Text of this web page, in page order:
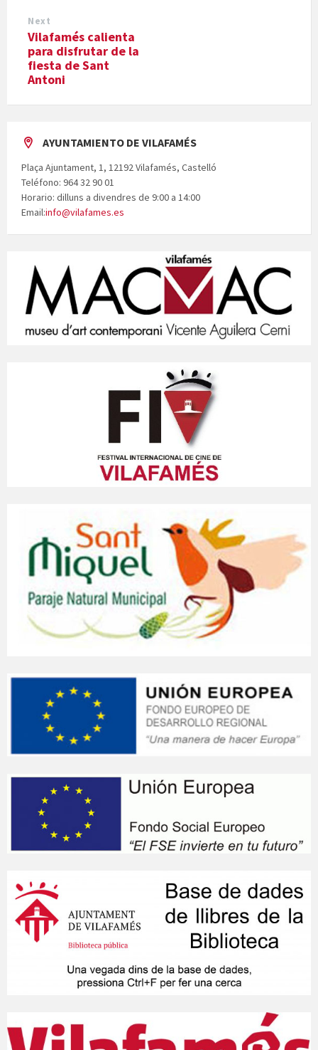
Next
Vilafamés calienta
para disfrutar de la
fiesta de Sant
Antoni
AYUNTAMIENTO DE VILAFAMÉS
Plaça Ajuntament, 1, 12192 Vilafamés, Castelló
Teléfono: 964 32 90 01
Horario: dilluns a divendres de 9:00 a 14:00
Email:info@vilafames.es